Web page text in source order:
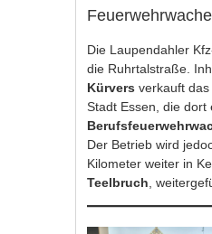
Feuerwehrwache
Die Laupendahler
die Ruhrtalstraße.
Kürversverkauft
Stadt Essen, die dort
Der Betrieb wird
Kilometer weiter in
Teelbruch ,